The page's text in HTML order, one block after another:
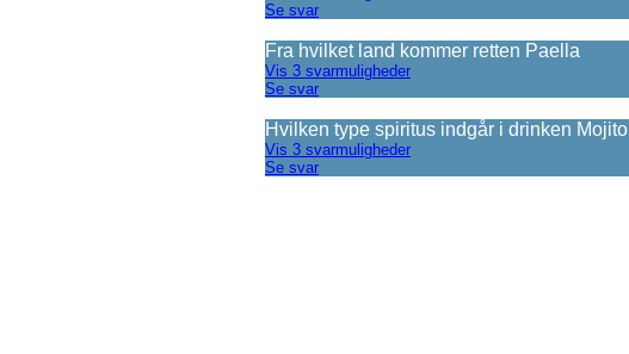
Se svar
Fra hvilket land kommer retten Paella
Vis 3 svarmuligheder
Se svar
Hvilken type spiritus indgår i drinken Mojito
Vis 3 svarmuligheder
Se svar